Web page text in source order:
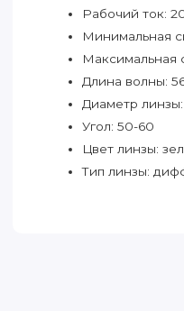
Рабочий ток:
Минимальная
Максимальная
Длина волны:
Диаметр
Угол: 50-60
Цвет линзы:
Тип линзы: